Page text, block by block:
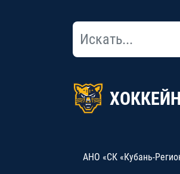
АНО «СК «Кубань-